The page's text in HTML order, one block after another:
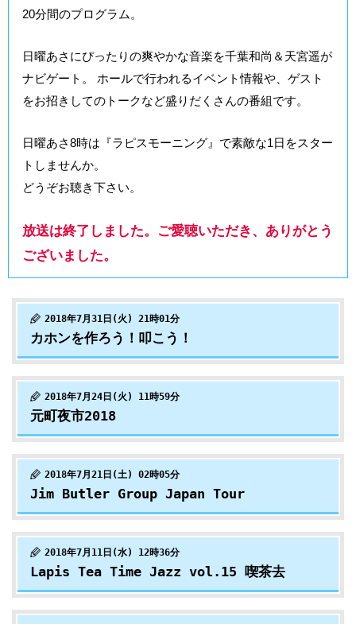
20分間のプログラム。
日曜あさにぴったりの爽やかな音楽を千葉和尚＆天宮遥が
ナビゲート。 ホールで行われるイベント情報や、ゲスト
をお招きしてのトークなど盛りだくさんの番組です。
日曜あさ8時は『ラピスモーニング』で素敵な1日をスター
トしませんか。
どうぞお聴き下さい。
放送は終了しました。ご愛聴いただき、ありがとう
ございました。
2018年7月31日(火) 21時01分
カホンを作ろう！叩こう！
2018年7月24日(火) 11時59分
元町夜市2018
2018年7月21日(土) 02時05分
Jim Butler Group Japan Tour
2018年7月11日(水) 12時36分
Lapis Tea Time Jazz vol.15 喫茶去